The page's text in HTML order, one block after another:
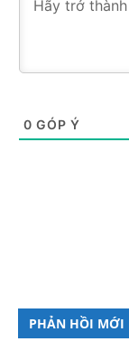
0 GÓP Ý
PHẢN HỒI MỚI